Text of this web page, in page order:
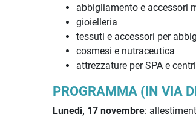
abbigliamento e accessori
gioielleria
tessuti e accessori per
cosmesi e nutraceutica
attrezzature per SPA e
PROGRAMMA (IN VIA
Lunedì, 17 novembre: